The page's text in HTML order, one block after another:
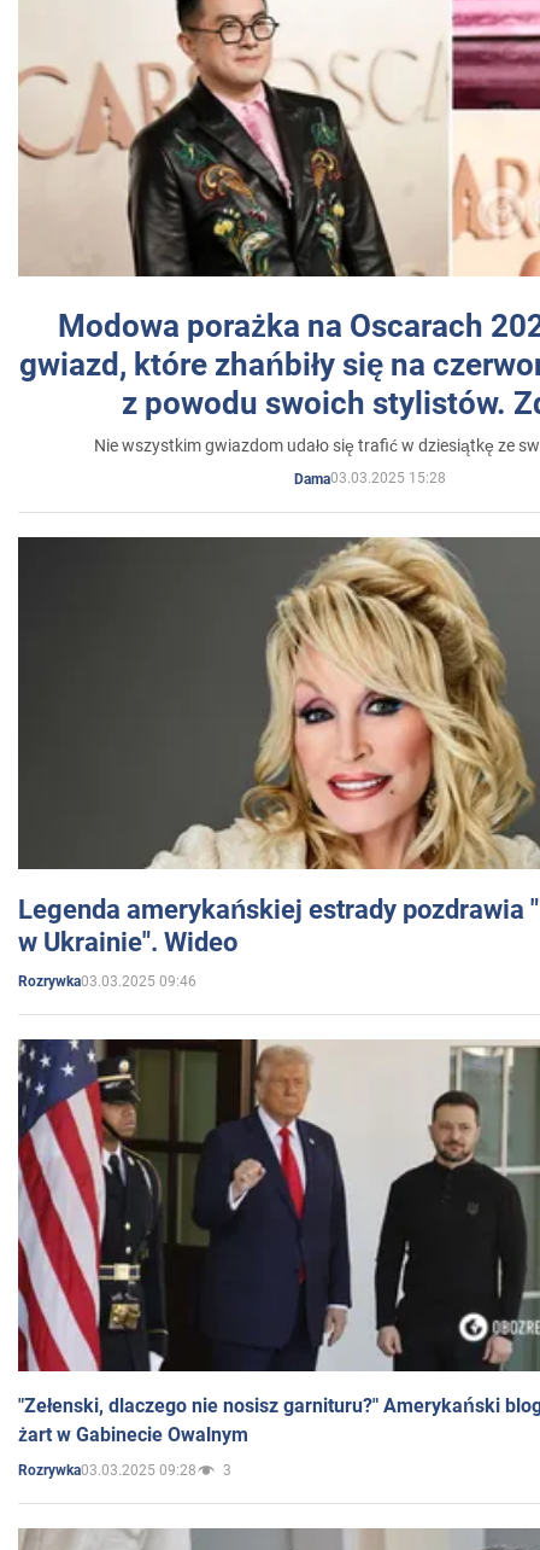
Modowa porażka na Oscarach
gwiazd, które zhańbiły się na
z powodu swoich stylistów.
Nie wszystkim gwiazdom udało się trafić w dziesiątkę ze
Dama03.03.2025 15:28
Legenda amerykańskiej estrady pozdrawia
w Ukrainie". Wideo
Rozrywka03.03.2025 09:46
"Zełenski, dlaczego nie nosisz garnituru?" Amerykański
żart w Gabinecie Owalnym
Rozrywka03.03.2025 09:28 3